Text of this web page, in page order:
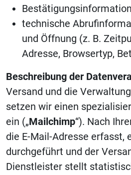
technische
und Öffnung (z. B.
Adresse, Browsertyp,
Beschreibung der
Versand und die
setzen wir einen
ein („Mailchimp“). Nach
die E-Mail-Adresse erfasst,
durchgeführt und der
Dienstleister stellt